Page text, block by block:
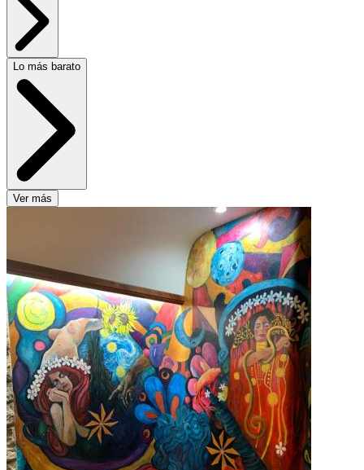
Lo más barato
Ver más